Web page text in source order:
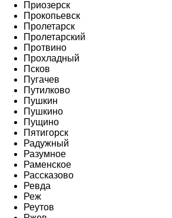
Приозерск
Прокопьевск
Пролетарск
Пролетарский
Протвино
Прохладный
Псков
Пугачев
Путилково
Пушкин
Пушкино
Пущино
Пятигорск
Радужный
Разумное
Раменское
Рассказово
Ревда
Реж
Реутов